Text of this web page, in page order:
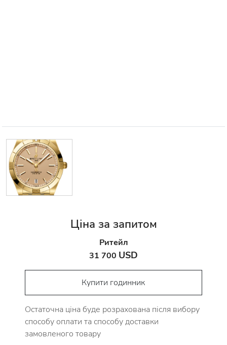
Ціна за запитом
Ритейл
31 700 USD
Купити годинник
Остаточна ціна буде розрахована після вибору
способу оплати та способу доставки
замовленого товару